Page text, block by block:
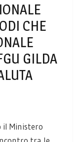
CHE
GILDA
il Ministero